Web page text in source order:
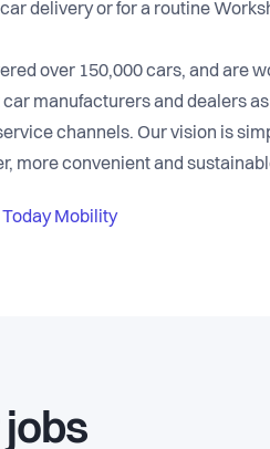
delivery or for a routine
over 150,000 cars, and are
manufacturers and dealers
channels. Our vision is
more convenient and
Today Mobility